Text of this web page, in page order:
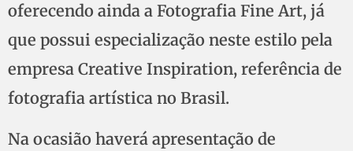
oferecendo ainda a Fotografia Fine Art, já
que possui especialização neste estilo pela
empresa Creative Inspiration, referência de
fotografia artística no Brasil.
Na ocasião haverá apresentação de